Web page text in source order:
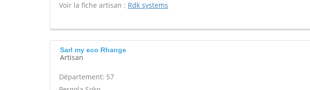
Voir la fiche artisan : Rdk systems
Sarl my eco Rhange
Artisan
Département: 57